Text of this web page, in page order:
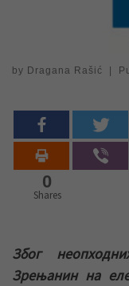
by Dragana Rašić
0
Shares
Због
Зрењанин на